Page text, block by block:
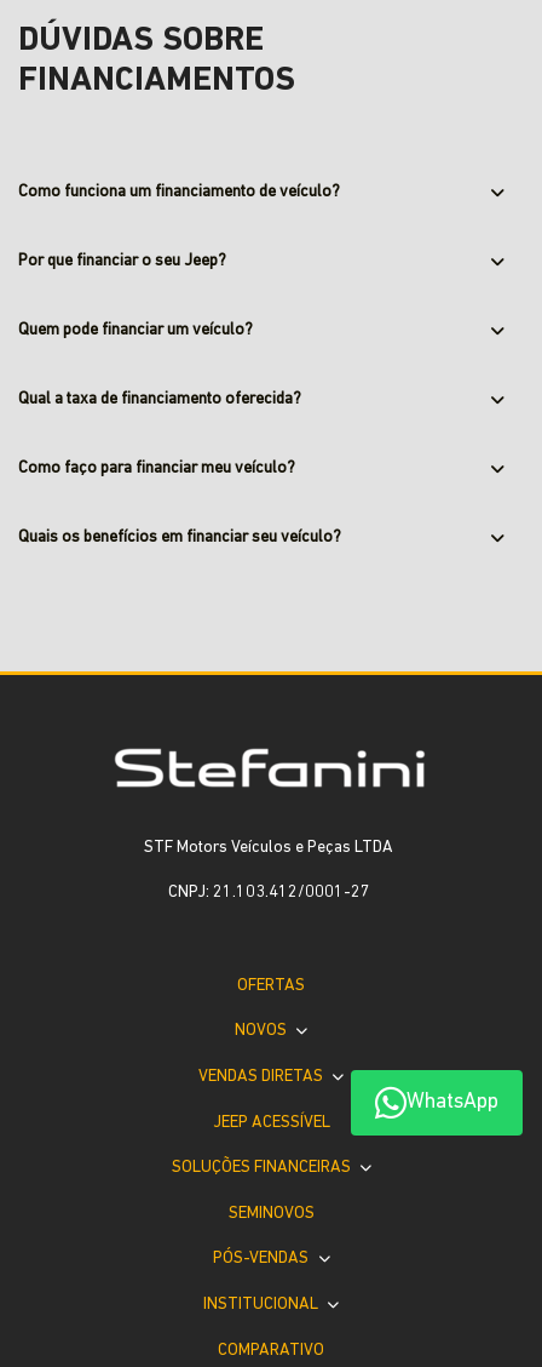
DÚVIDAS SOBRE
FINANCIAMENTOS
Como funciona um financiamento de veículo?
Por que financiar o seu Jeep?
Quem pode financiar um veículo?
Qual a taxa de financiamento oferecida?
Como faço para financiar meu veículo?
Quais os benefícios em financiar seu veículo?
WhatsApp
STF Motors Veículos e Peças LTDA
CNPJ: 21.103.412/0001-27
OFERTAS
NOVOS
VENDAS DIRETAS
JEEP ACESSÍVEL
SOLUÇÕES FINANCEIRAS
SEMINOVOS
PÓS-VENDAS
INSTITUCIONAL
COMPARATIVO